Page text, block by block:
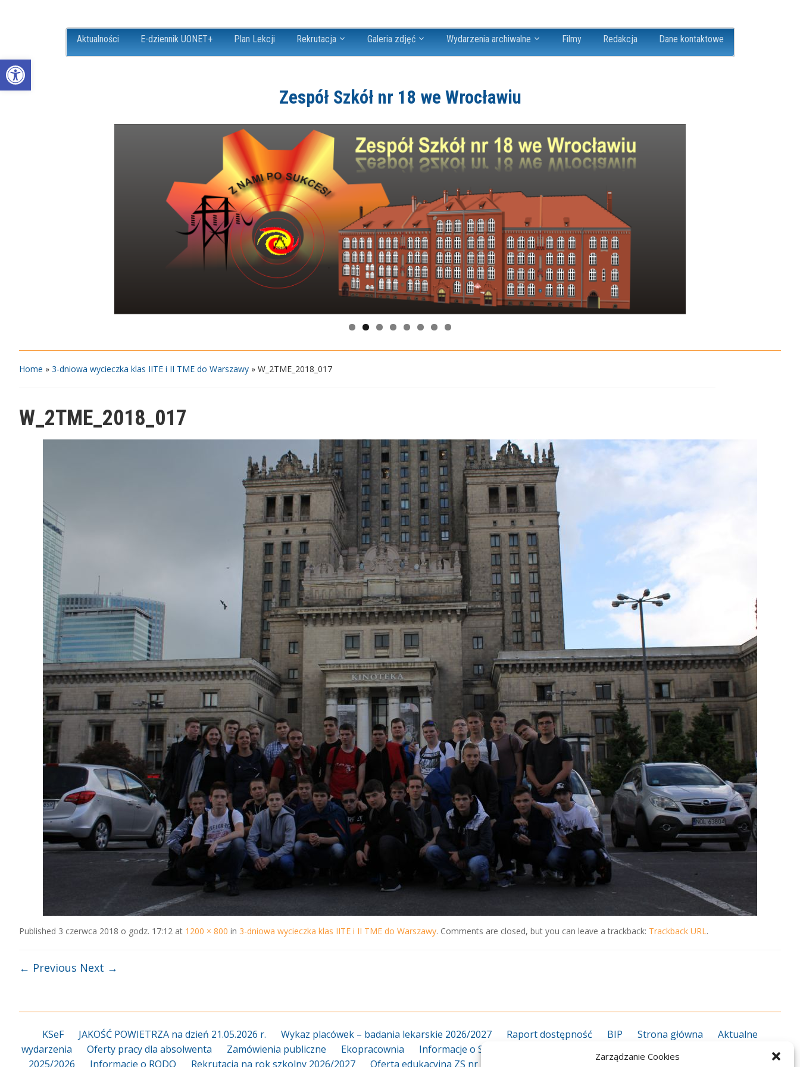
Open toolbar
Zarządzanie Cookies
Aktualności E-dziennik UONET+ Plan Lekcji Rekrutacja Galeria zdjęć Wydarzenia archiwalne Filmy Redakcja Dane kontaktowe
Zespół Szkół nr 18 we Wrocławiu
Home » 3-dniowa wycieczka klas IITE i II TME do Warszawy » W_2TME_2018_017
W_2TME_2018_017
Published 3 czerwca 2018 o godz. 17:12 at 1200 × 800 in 3-dniowa wycieczka klas IITE i II TME do Warszawy. Comments are closed, but you can leave a trackback: Trackback URL.
← Previous Next →
KSeF JAKOŚĆ POWIETRZA na dzień 21.05.2026 r. Wykaz placówek – badania lekarskie 2026/2027 Raport dostępność BIP Strona główna
Aktualne
wydarzenia
Oferty pracy dla absolwenta Zamówienia publiczne Ekopracownia Informacje o Szkole
Kalendarz roku szkolnego
2025/2026
Informacje o RODO Rekrutacja na rok szkolny 2026/2027 Oferta edukacyjna ZS nr 18 2026/2027 Kierunki kształcenia 2026/2027